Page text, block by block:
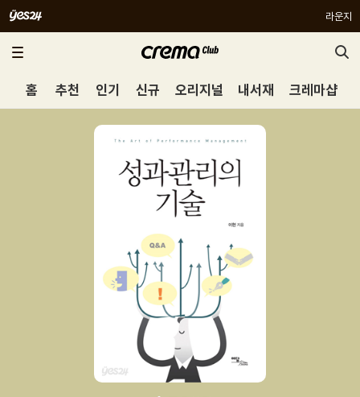
라운지
홈 추천 인기 신규 오리지널 내서재 크레마샵